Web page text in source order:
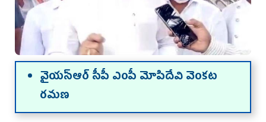
వైయ‌స్ఆర్ సీపీ ఎంపీ మోపిదేవి వెంక‌ట
ర‌మ‌ణ‌